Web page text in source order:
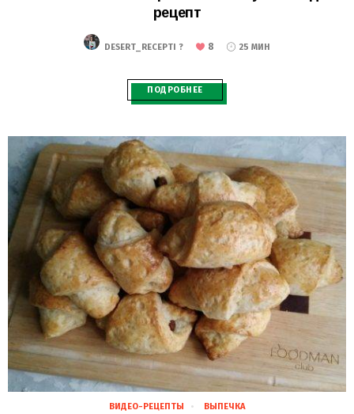
рецепт
DESERT_RECEPTI ? 8 25 МИН
ПОДРОБНЕЕ
29.11.2018
ВИДЕО-РЕЦЕПТЫ ВЫПЕЧКА